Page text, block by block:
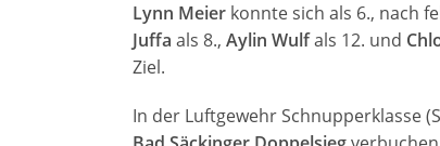
Lynn Meier konnte sich als 6., nach
Juffa als 8., Aylin Wulfals 12. und
Ziel.
In der Luftgewehr Schnupperklasse